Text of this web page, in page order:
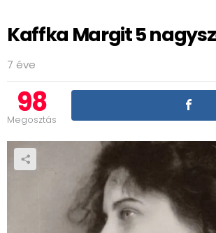
Kaffka Margit 5
7 éve
98
Megosztás